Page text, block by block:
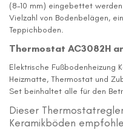
(8–10 mm) eingebettet
Vielzahl von Bodenbelägen,
Teppichboden.
Thermostat AC3082H
Elektrische Fußbodenheizung
Heizmatte, Thermostat und
Set beinhaltet alle für den
Dieser
Keramikböden